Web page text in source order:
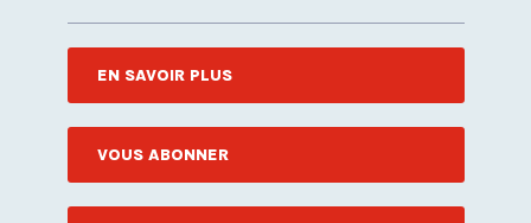
EN SAVOIR PLUS
VOUS ABONNER